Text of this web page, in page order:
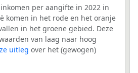
per aangifte in 2022 in
komen in het rode en het oranje
in het groene gebied. Deze
van laag naar hoog
uitleg over het (gewogen)